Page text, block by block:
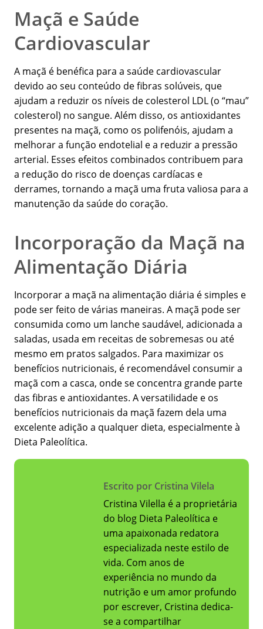
Maçã e Saúde
Cardiovascular
A maçã é benéfica para a saúde cardiovascular
devido ao seu conteúdo de fibras solúveis, que
ajudam a reduzir os níveis de colesterol LDL (o “mau”
colesterol) no sangue. Além disso, os antioxidantes
presentes na maçã, como os polifenóis, ajudam a
melhorar a função endotelial e a reduzir a pressão
arterial. Esses efeitos combinados contribuem para
a redução do risco de doenças cardíacas e
derrames, tornando a maçã uma fruta valiosa para a
manutenção da saúde do coração.
Incorporação da Maçã na
Alimentação Diária
Incorporar a maçã na alimentação diária é simples e
pode ser feito de várias maneiras. A maçã pode ser
consumida como um lanche saudável, adicionada a
saladas, usada em receitas de sobremesas ou até
mesmo em pratos salgados. Para maximizar os
benefícios nutricionais, é recomendável consumir a
maçã com a casca, onde se concentra grande parte
das fibras e antioxidantes. A versatilidade e os
benefícios nutricionais da maçã fazem dela uma
excelente adição a qualquer dieta, especialmente à
Dieta Paleolítica.
Escrito por Cristina Vilela
Cristina Vilella é a proprietária
do blog Dieta Paleolítica e
uma apaixonada redatora
especializada neste estilo de
vida. Com anos de
experiência no mundo da
nutrição e um amor profundo
por escrever, Cristina dedica-
se a compartilhar